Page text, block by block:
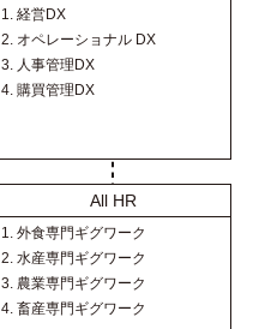
1. 経営DX
2. オペレーショナル DX
3. 人事管理DX
4. 購買管理DX
All HR
1. 外食専門ギグワーク
2. 水産専門ギグワーク
3. 農業専門ギグワーク
4. 畜産専門ギグワーク